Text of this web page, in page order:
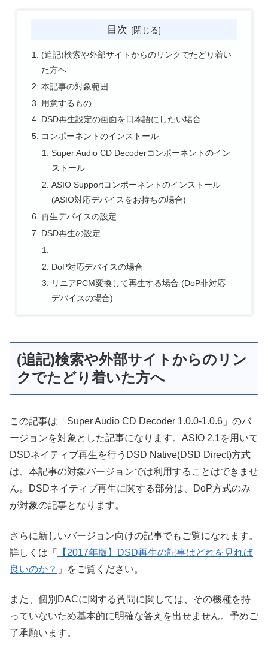
目次
(追記)検索や外部サイトからのリンクでたどり着い
た方へ
本記事の対象範囲
用意するもの
DSD再生設定の画面を日本語にしたい場合
コンポーネントのインストール
Super Audio CD Decoderコンポーネントのイン
ストール
ASIO Supportコンポーネントのインストール
(ASIO対応デバイスをお持ちの場合)
再生デバイスの設定
DSD再生の設定
DoP対応デバイスの場合
リニアPCM変換して再生する場合 (DoP非対応
デバイスの場合)
(追記)検索や外部サイトからのリン
クでたどり着いた方へ
この記事は「Super Audio CD Decoder 1.0.0-1.0.6」のバ
ージョンを対象とした記事になります。ASIO 2.1を用いて
DSDネイティブ再生を行うDSD Native(DSD Direct)方式
は、本記事の対象バージョンでは利用することはできませ
ん。DSDネイティブ再生に関する部分は、DoP方式のみ
が対象の記事となります。
さらに新しいバージョン向けの記事でもご覧になれます。
詳しくは「
【2017年版】DSD再生の記事はどれを見れば
良いのか？ 」をご覧ください。
また、個別DACに関する質問に関しては、その機種を持
っていないため基本的に明確な答えを出せません。予めご
了承願います。